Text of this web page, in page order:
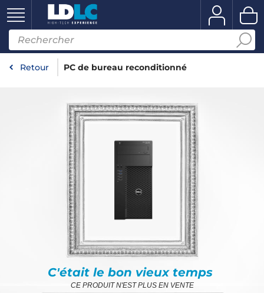
Retour PC de bureau reconditionné
C'était le bon vieux temps
CE PRODUIT N'EST PLUS EN VENTE